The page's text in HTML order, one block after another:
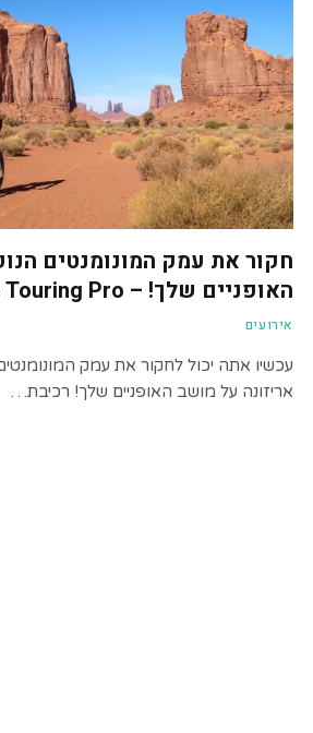
חקור את עמק המונומנטים
האופניים שלך! – Bicycle Touring Pro
אירועים
עכשיו אתה יכול לחקור את עמק
אריזונה על מושב האופניים שלך! רכיבת…